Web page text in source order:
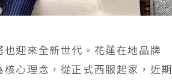
迎來全新世代。花蓮在地品牌
核心理念，從正式西服起家，近期